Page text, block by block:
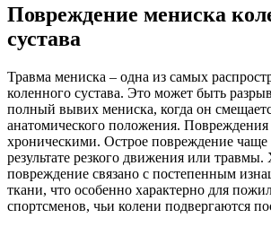
Повреждение мениска
сустава
Травма мениска – одна из самых
коленного сустава. Это может быть
полный вывих мениска, когда он
анатомического положения.
хроническими. Острое повреждение чаще
результате резкого движения или травмы.
повреждение связано с постепенным
ткани, что особенно характерно для
спортсменов, чьи колени подвергаются